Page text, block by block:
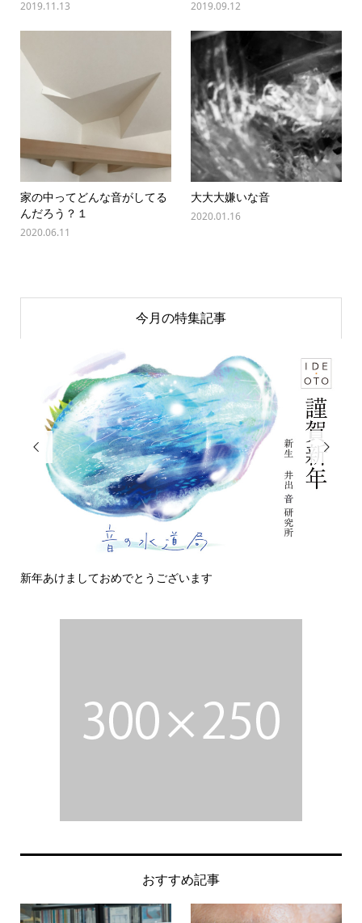
2019.11.13 2019.09.12
家の中ってどんな音がしてる
んだろう？１
2020.06.11
大大大嫌いな音
2020.01.16
今月の特集記事

新年あけましておめでとうございます

おすすめ記事